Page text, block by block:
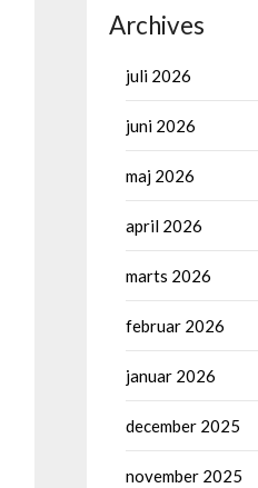
Archives
juli 2026
juni 2026
maj 2026
april 2026
marts 2026
februar 2026
januar 2026
december 2025
november 2025